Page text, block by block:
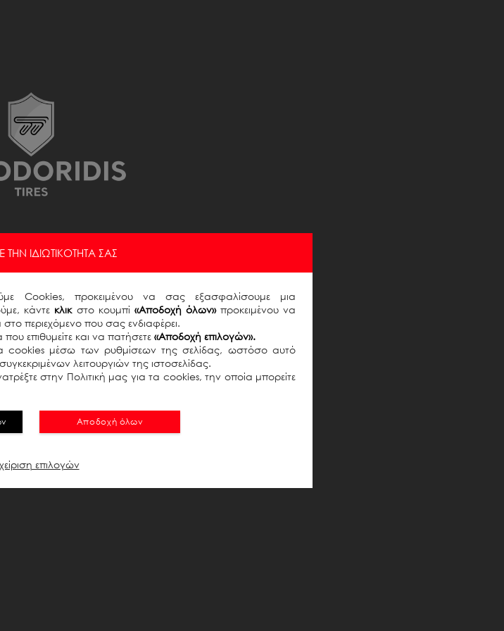
ΙΔΙΩΤΙΚΌΤΗΤΆ ΣΑΣ
Cookies, προκειμένου να σας εξασφαλίσουμε μια
κάντε κλικ στο κουμπί «Αποδοχή όλων»προκειμένου να
περιεχόμενο που σας ενδιαφέρει.
που επιθυμείτε και να πατήσετε «Αποδοχή επιλογών».
cookies μέσω των ρυθμίσεων της σελίδας, ωστόσο αυτό
λειτουργιών της ιστοσελίδας.
στην Πολιτική μας για τα cookies, την οποία μπορείτε
Αποδοχή όλων
επιλογών